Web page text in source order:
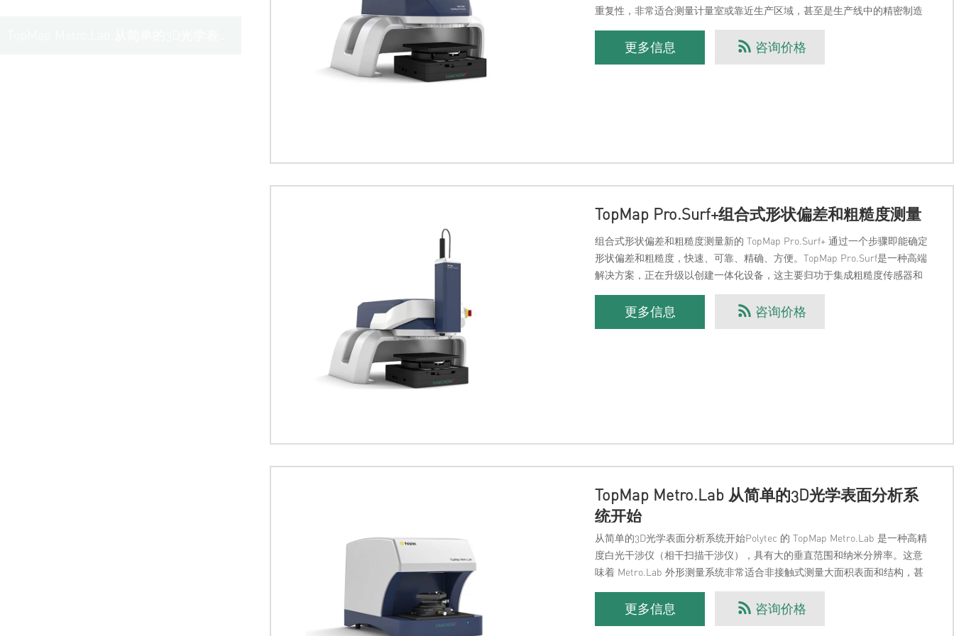
重复性，非常适合测量计量室或靠近生产区域，甚至是生产线中的精密制造
更多信息 咨询价格
TopMap Pro.Surf+组合式形状偏差和粗糙度测量
组合式形状偏差和粗糙度测量新的 TopMap Pro.Surf+ 通过一个步骤即能确定
形状偏差和粗糙度，快速、可靠、精确、方便。TopMap Pro.Surf是一种高端
解决方案，正在升级以创建一体化设备，这主要归功于集成粗糙度传感器和
更多信息 咨询价格
TopMap Metro.Lab 从简单的3D光学表面分析系
统开始
从简单的3D光学表面分析系统开始Polytec 的 TopMap Metro.Lab 是一种高精
度白光干涉仪（相干扫描干涉仪），具有大的垂直范围和纳米分辨率。这意
味着 Metro.Lab 外形测量系统非常适合非接触式测量大面积表面和结构，甚
更多信息 咨询价格